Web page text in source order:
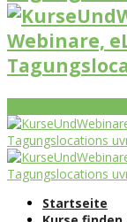
Startseite